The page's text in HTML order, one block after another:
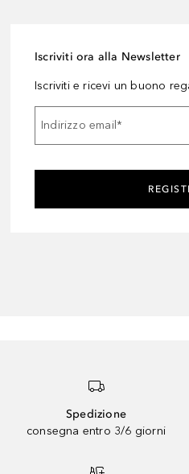
Iscriviti ora alla Newsletter
Iscriviti e ricevi un buono
Indirizzo email*
Spedizione
consegna entro 3/6 giorni